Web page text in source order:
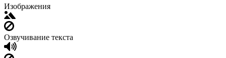
Изображения
Озвучивание текста